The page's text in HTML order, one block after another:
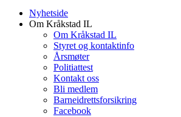
Nyhetside
Om Kråkstad IL
Om Kråkstad IL
Styret og kontaktinfo
Årsmøter
Politiattest
Kontakt oss
Bli medlem
Barneidrettsforsikring
Facebook